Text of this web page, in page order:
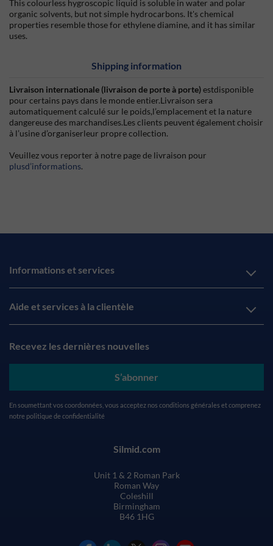
This colourless hygroscopic liquid is soluble in water and polar
organic solvents, but not simple hydrocarbons. It's chemical
properties resemble those for ethylene diamine, and it has similar
uses.
Shipping information
Livraison internationale (livraison de porte à porte)estdisponible
pour certains pays dans le monde entier.Livraison sera
automatiquement calculé sur le poids,l’emplacement et la nature
dangereuse des marchandises.Les clients peuvent également choisir
à l’usine d’organiserleur propre collection.
Veuillez vous reporter à notre page de livraison pour
plusd’informations.
Informations et services
Aide et services à la clientèle
Recevez les dernières nouvelles
S’abonner
En soumettant vos coordonnées, vous acceptez nos conditions générales et comprenez
notre politique de confidentialité
Silmid.com
Unit 1 & 2 Roman Park
Roman Way
Coleshill
Birmingham
B46 1HG